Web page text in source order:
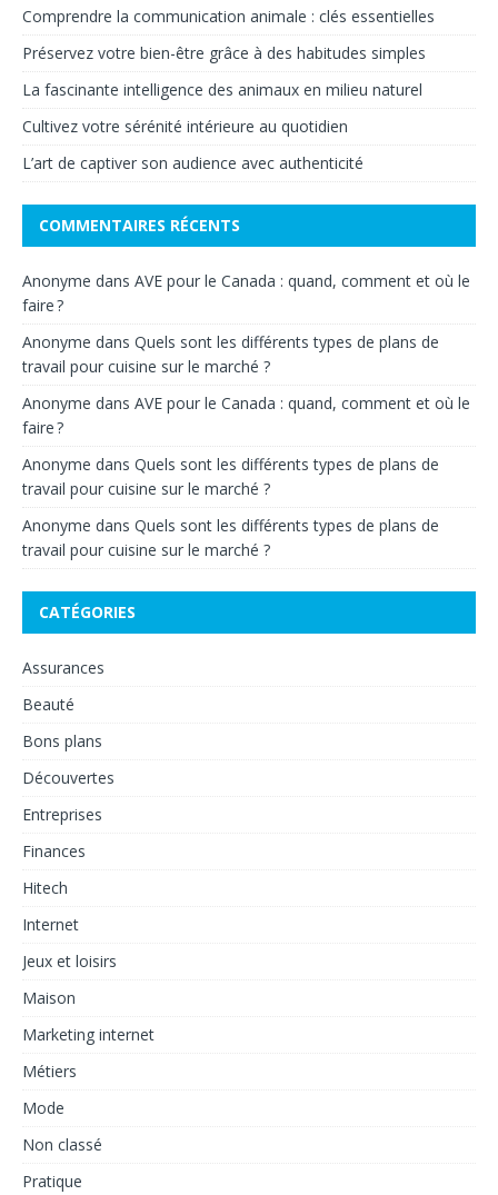
Comprendre la communication animale : clés essentielles
Préservez votre bien-être grâce à des habitudes simples
La fascinante intelligence des animaux en milieu naturel
Cultivez votre sérénité intérieure au quotidien
L’art de captiver son audience avec authenticité
COMMENTAIRES RÉCENTS
Anonyme dans AVE pour le Canada : quand, comment et où le
faire ?
Anonyme dans Quels sont les différents types de plans de
travail pour cuisine sur le marché ?
Anonyme dans AVE pour le Canada : quand, comment et où le
faire ?
Anonyme dans Quels sont les différents types de plans de
travail pour cuisine sur le marché ?
Anonyme dans Quels sont les différents types de plans de
travail pour cuisine sur le marché ?
CATÉGORIES
Assurances
Beauté
Bons plans
Découvertes
Entreprises
Finances
Hitech
Internet
Jeux et loisirs
Maison
Marketing internet
Métiers
Mode
Non classé
Pratique